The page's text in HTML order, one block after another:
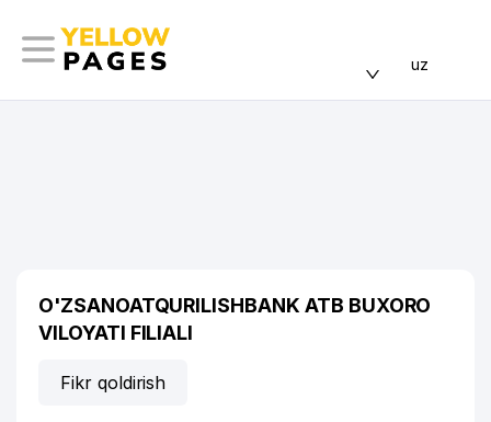
uz
O'ZSANOATQURILISHBANK ATB BUXORO
VILOYATI FILIALI
Fikr qoldirish